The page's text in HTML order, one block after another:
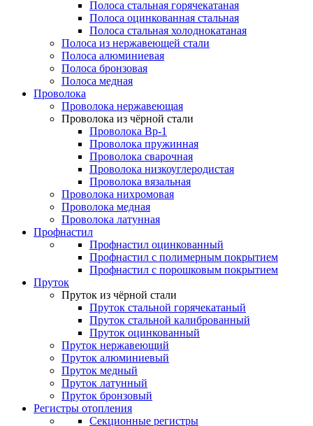
Полоса стальная горячекатаная
Полоса оцинкованная стальная
Полоса стальная холоднокатаная
Полоса из нержавеющей стали
Полоса алюминиевая
Полоса бронзовая
Полоса медная
Проволока
Проволока нержавеющая
Проволока из чёрной стали
Проволока Вр-1
Проволока пружинная
Проволока сварочная
Проволока низкоуглеродистая
Проволока вязальная
Проволока нихромовая
Проволока медная
Проволока латунная
Профнастил
Профнастил оцинкованный
Профнастил с полимерным покрытием
Профнастил с порошковым покрытием
Пруток
Пруток из чёрной стали
Пруток стальной горячекатаный
Пруток стальной калиброванный
Пруток оцинкованный
Пруток нержавеющий
Пруток алюминиевый
Пруток медный
Пруток латунный
Пруток бронзовый
Регистры отопления
Секционные регистры